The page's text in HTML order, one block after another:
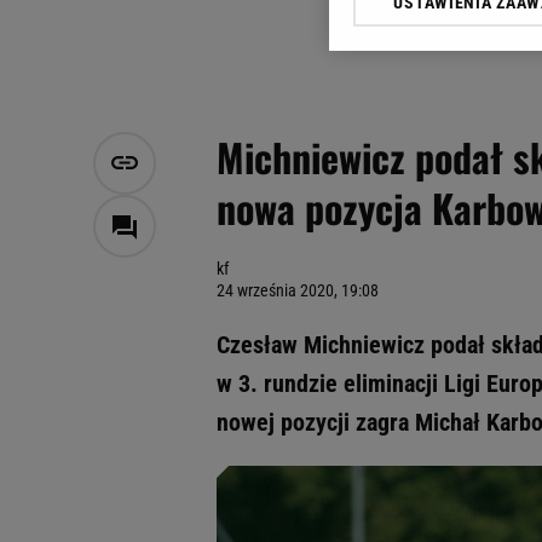
Michniewicz podał
nowa pozycja
kf
24 września 2020, 19:08
Czesław Michniewicz podał
w 3. rundzie eliminacji Ligi
nowej pozycji zagra Michał
Klikając „Akceptuję”
Zaufanych Partnerów i
My, nasi Zaufani
Użycie dokładnych
Przechowywanie